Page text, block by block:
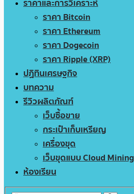
ราคาและการวิเคราะห์
ราคา Bitcoin
ราคา Ethereum
ราคา Dogecoin
ราคา Ripple (XRP)
ปฏิทินเศรษฐกิจ
บทความ
รีวิวผลิตภัณฑ์
เว็บซื้อขาย
กระเป๋าเก็บเหรียญ
เครื่องขุด
เว็บขุดแบบ Cloud Mining
ห้องเรียน